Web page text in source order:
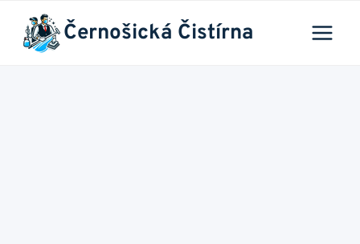
Přeskočit
obsah
Černošická Čistírna